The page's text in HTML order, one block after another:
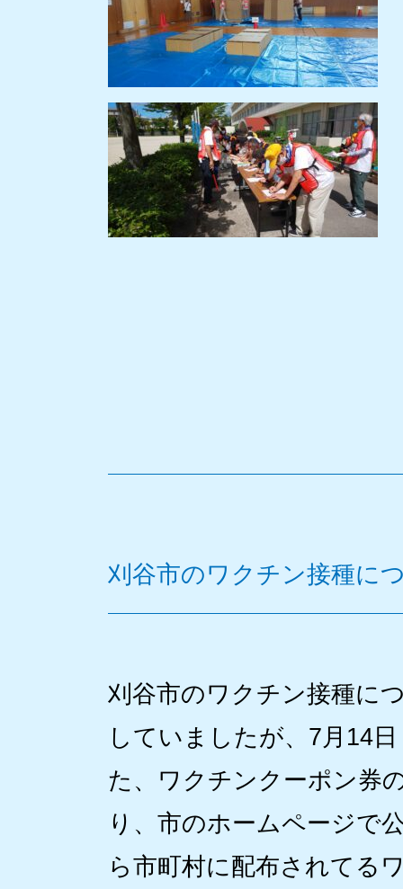
刈谷市のワクチン接種に
刈谷市のワクチン接種に
していましたが、7月14
た、ワクチンクーポン券
り、市のホームページで
ら市町村に配布されてる